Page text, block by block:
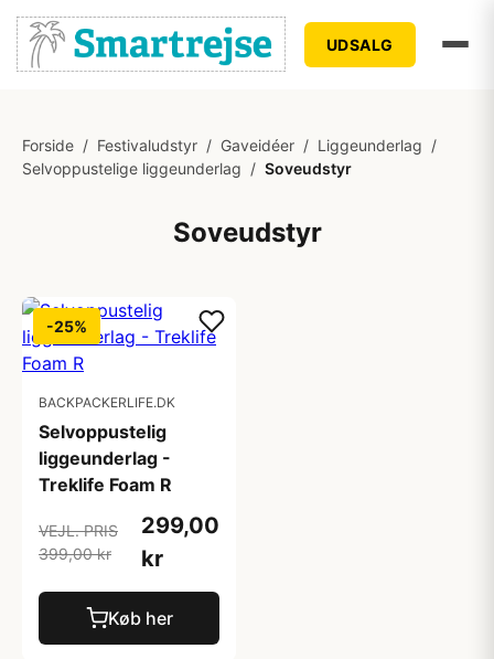
UDSALG
Forside / Festivaludstyr / Gaveidéer / Liggeunderlag /
Selvoppustelige liggeunderlag / Soveudstyr
Soveudstyr
-25%
BACKPACKERLIFE.DK
Selvoppustelig
liggeunderlag -
Treklife Foam R
VEJL. PRIS
399,00 kr
299,00
kr
Køb her